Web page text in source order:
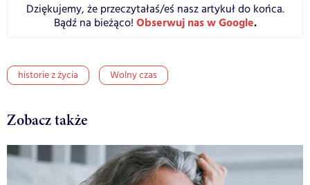
Dziękujemy, że przeczytałaś/eś nasz artykuł do końca.
Bądź na bieżąco! Obserwuj nas w Google.
historie z życia Wolny czas
Zobacz także